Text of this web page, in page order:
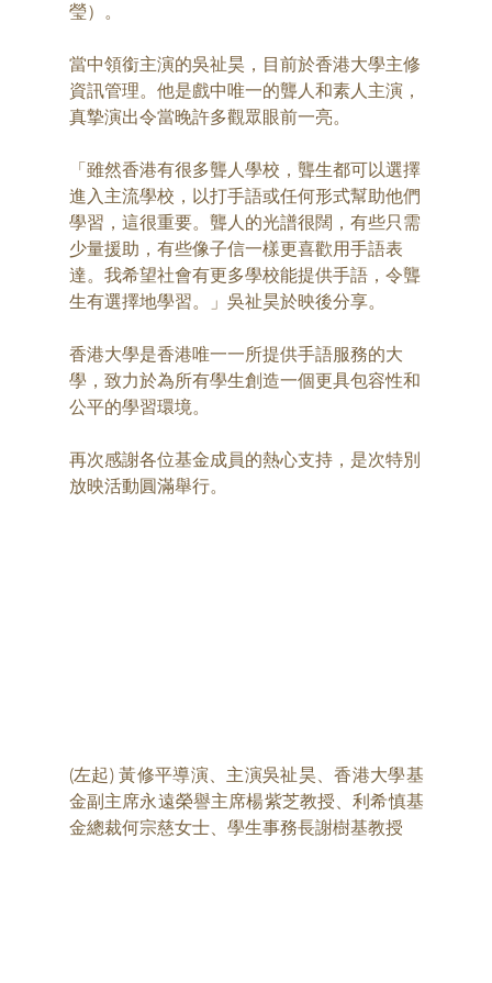
瑩）。
當中領銜主演的吳祉昊，目前於香港大學主修
資訊管理。他是戲中唯一的聾人和素人主演，
真摯演出令當晚許多觀眾眼前一亮。
「雖然香港有很多聾人學校，聾生都可以選擇
進入主流學校，以打手語或任何形式幫助他們
學習，這很重要。聾人的光譜很闊，有些只需
少量援助，有些像子信一樣更喜歡用手語表
達。我希望社會有更多學校能提供手語，令聾
生有選擇地學習。」吳祉昊於映後分享。
香港大學是香港唯一一所提供手語服務的大
學，致力於為所有學生創造一個更具包容性和
公平的學習環境。
再次感謝各位基金成員的熱心支持，是次特別
放映活動圓滿舉行。
(左起) 黃修平導演、主演吳祉昊、香港大學基
金副主席永遠榮譽主席楊紫芝教授、利希慎基
金總裁何宗慈女士、學生事務長謝樹基教授